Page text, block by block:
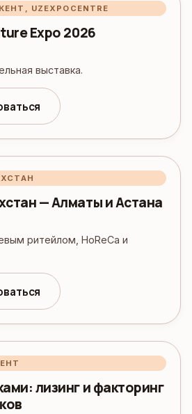
UZEXPOCENTRE
Expo 2026
выставка.
— Алматы и Астана
ритейлом, HoReCa и
лизинг и факторинг